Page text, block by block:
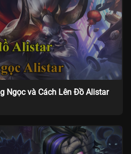
Ngọc và Cách Lên Đồ Alistar